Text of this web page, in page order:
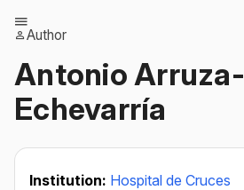
Author
Antonio Arruza-
Echevarría
Institution: Hospital de Cruces